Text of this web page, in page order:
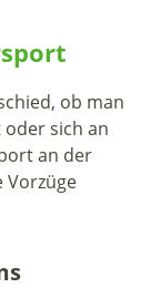
ob man
sich an
an der
Vorzüge